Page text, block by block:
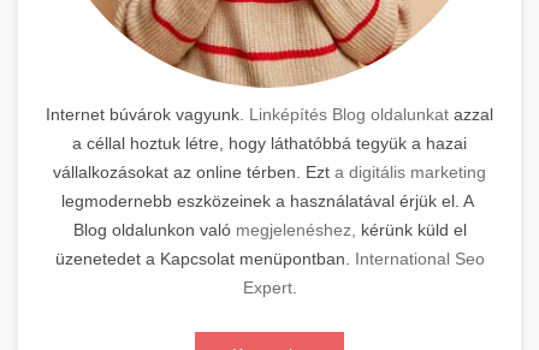
Internet búvárok vagyunk. Linképítés Blog oldalunkat azzal
a céllal hoztuk létre, hogy láthatóbbá tegyük a hazai
vállalkozásokat az online térben. Ezt a digitális marketing
legmodernebb eszközeinek a használatával érjük el. A
Blog oldalunkon való megjelenéshez,
kérünk küld el
üzenetedet a Kapcsolat menüpontban. International Seo
Expert.